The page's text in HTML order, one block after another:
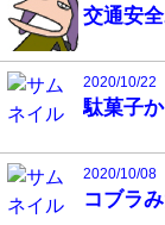
交通安
2020/10/22
駄菓子
2020/10/08
コブラ